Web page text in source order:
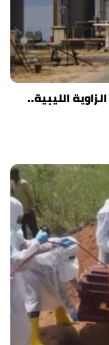
الليبية..